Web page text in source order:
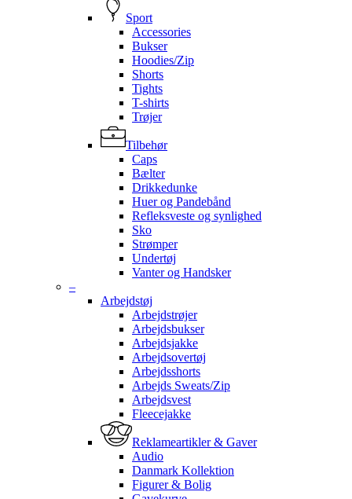
Sport
Accessories
Bukser
Hoodies/Zip
Shorts
Tights
T-shirts
Trøjer
Tilbehør
Caps
Bælter
Drikkedunke
Huer og Pandebånd
Refleksveste og synlighed
Sko
Strømper
Undertøj
Vanter og Handsker
–
Arbejdstøj
Arbejdstrøjer
Arbejdsbukser
Arbejdsjakke
Arbejdsovertøj
Arbejdsshorts
Arbejds Sweats/Zip
Arbejdsvest
Fleecejakke
Reklameartikler & Gaver
Audio
Danmark Kollektion
Figurer & Bolig